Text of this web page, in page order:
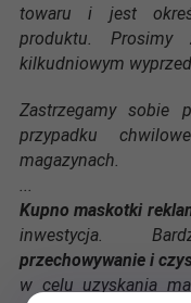
towaru i jest
produktu.
kilkudniowym
Zastrzegamy sobie
przypadku
magazynach.
...
Kupno maskotki
inwestycja.
przechowywanie i
w celu uzyskania